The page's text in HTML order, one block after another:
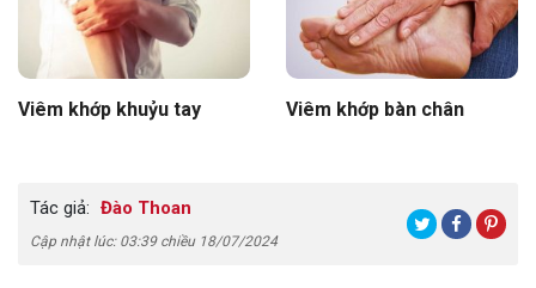
Viêm khớp khuỷu tay Viêm khớp bàn chân
Tác giả: Đào Thoan
Cập nhật lúc: 03:39 chiều 18/07/2024